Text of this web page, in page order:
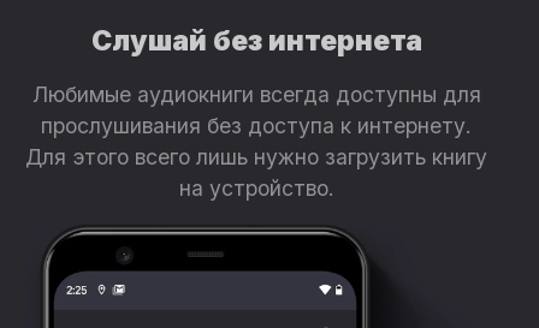
Слушай без интернета
Любимые аудиокниги всегда доступны для
прослушивания без доступа к интернету.
Для этого всего лишь нужно загрузить книгу
на устройство.